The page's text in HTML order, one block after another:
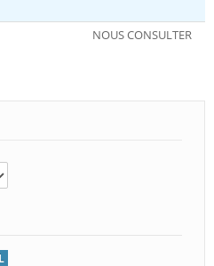
NOUS CONSULTER